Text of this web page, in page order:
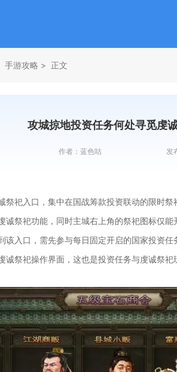
手游攻略 正文
攻城掠地投资任务何处寻觅虔
作者： 蓝色咕 发
祭祀入口，集中在国战筹款投资联动的限时
诚祭祀功能，同时主城右上角的祭祀图标仅
该入口，需先参与每日固定开启的国家投资
祭祀操作界面，这也是投资任务与虔诚祭祀